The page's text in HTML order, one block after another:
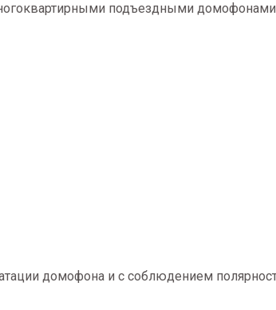
подъездными
домофона и с соблюдением